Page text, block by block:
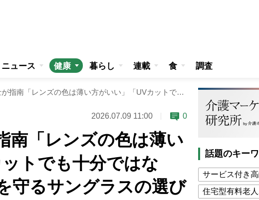
ニュース 健康 暮らし 連載 食 調査
眼鏡作製技能士が指南「レンズの色は薄い方がいい」「UVカットでも十分ではない」紫外線から目を守るサングラスの選び方
2026.07.09 11:00 0
南「レンズの色は薄い
トでも十分ではな
守るサングラスの選び
話題のキー
サービス付き
住宅型有料老